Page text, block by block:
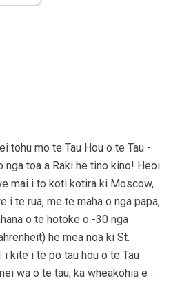
tohu mo te Tau Hou o te Tau -
nga toa a Raki he tino kino! Heoi
mai i to koti kotira ki Moscow,
i te rua, me te maha o nga papa,
o te hotoke o -30 nga
he mea noa ki St.
i kite i te po tau hou o te Tau
wa o te tau, ka wheakohia e